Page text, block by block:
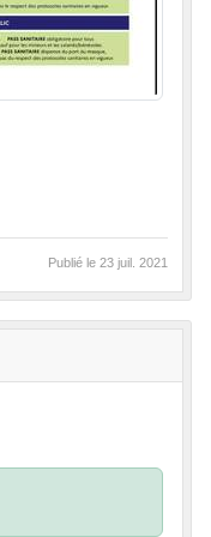
Publié le 23 juil. 2021